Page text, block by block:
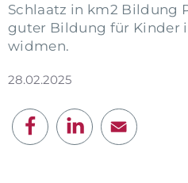
Schlaatz in km2 Bildung
guter Bildung für Kinder
widmen.
28.02.2025